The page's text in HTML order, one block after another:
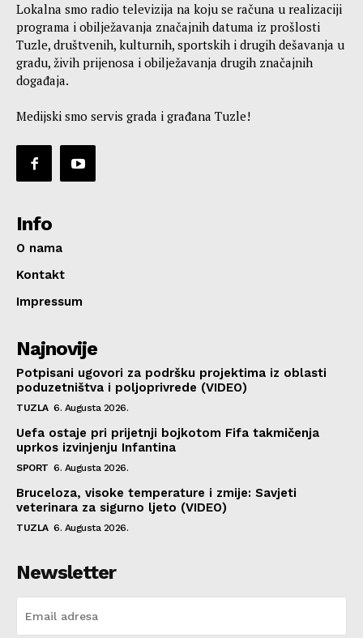
Lokalna smo radio televizija na koju se računa u realizaciji
programa i obilježavanja značajnih datuma iz prošlosti
Tuzle, društvenih, kulturnih, sportskih i drugih dešavanja u
gradu, živih prijenosa i obilježavanja drugih značajnih
događaja.
Medijski smo servis grada i građana Tuzle!
Info
O nama
Kontakt
Impressum
Najnovije
Potpisani ugovori za podršku projektima iz oblasti
poduzetništva i poljoprivrede (VIDEO)
TUZLA 6. Augusta 2026.
Uefa ostaje pri prijetnji bojkotom Fifa takmičenja
uprkos izvinjenju Infantina
SPORT 6. Augusta 2026.
Bruceloza, visoke temperature i zmije: Savjeti
veterinara za sigurno ljeto (VIDEO)
TUZLA 6. Augusta 2026.
Newsletter